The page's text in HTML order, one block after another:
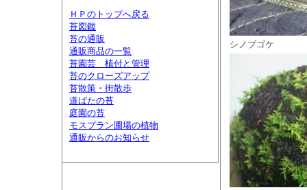
ＨＰのトップへ戻る
苔図鑑
苔の通販
通販商品の一覧
苔園芸 植付と管理
苔のクローズアップ
苔散策・街散歩
道ばたの苔
庭園の苔
モスプラン圃場の植物
通販からのお知らせ
シノブゴケ